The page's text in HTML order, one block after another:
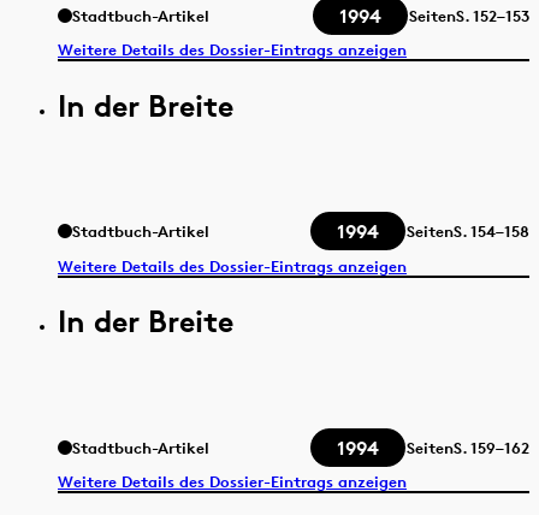
Stadtbuch-Artikel 1994 SeitenS.152–153
Weitere Details des Dossier-Eintrags anzeigen
In der Breite
Stadtbuch-Artikel 1994 SeitenS.154–158
Weitere Details des Dossier-Eintrags anzeigen
In der Breite
Stadtbuch-Artikel 1994 SeitenS.159–162
Weitere Details des Dossier-Eintrags anzeigen